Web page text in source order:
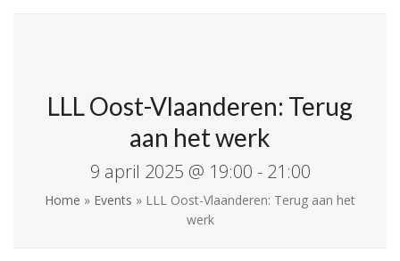
LLL Oost-Vlaanderen: Terug
aan het werk
9 april 2025 @ 19:00 - 21:00
Home » Events » LLL Oost-Vlaanderen: Terug aan het
werk